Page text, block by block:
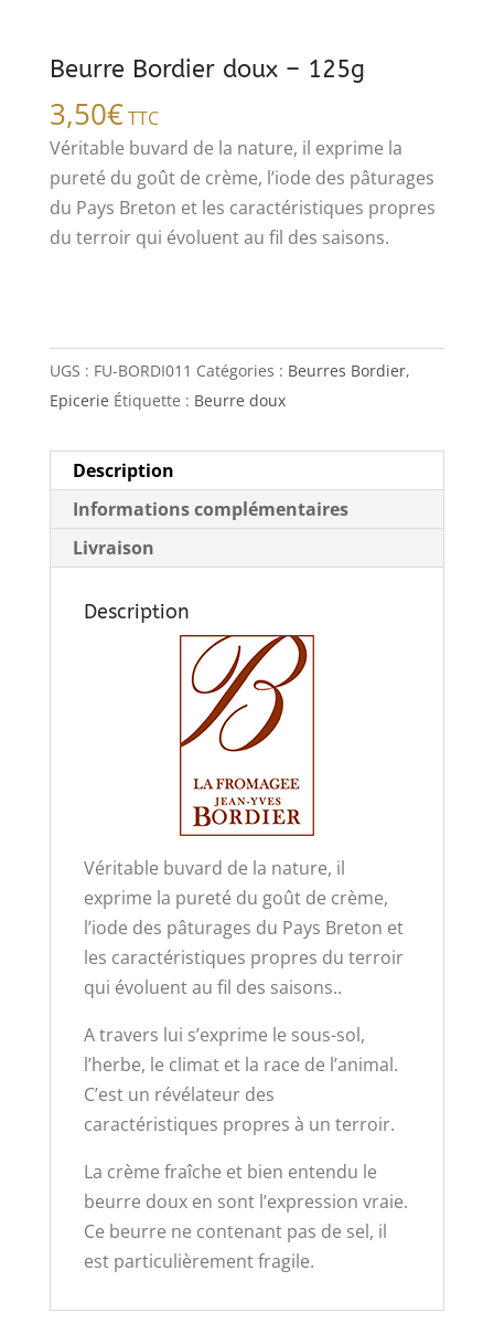
Beurre Bordier doux – 125g
3,50€TTC
Véritable buvard de la nature, il exprime la
pureté du goût de crème, l’iode des pâturages
du Pays Breton et les caractéristiques propres
du terroir qui évoluent au fil des saisons.
UGS : FU-BORDI011 Catégories : Beurres Bordier,
Epicerie Étiquette : Beurre doux
Description
Informations complémentaires
Livraison
Description
Véritable buvard de la nature, il
exprime la pureté du goût de crème,
l’iode des pâturages du Pays Breton et
les caractéristiques propres du terroir
qui évoluent au fil des saisons..
A travers lui s’exprime le sous-sol,
l’herbe, le climat et la race de l’animal.
C’est un révélateur des
caractéristiques propres à un terroir.
La crème fraîche et bien entendu le
beurre doux en sont l’expression vraie.
Ce beurre ne contenant pas de sel, il
est particulièrement fragile.